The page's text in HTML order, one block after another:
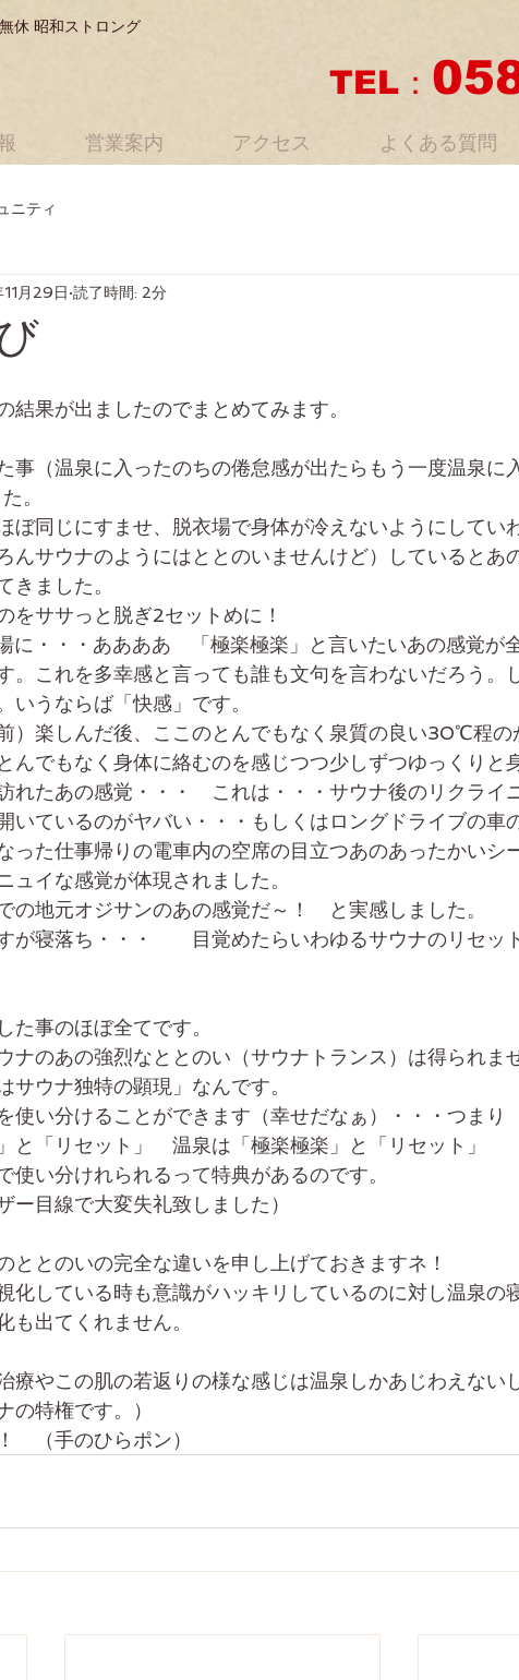
休 昭和ストロング
TEL：
営業案内 アクセス よくある質問
ニティ
月29日 読了時間: 2分
結果が出ましたのでまとめてみます。
事（温泉に入ったのちの倦怠感が出たらもう一度温泉に
。
ぼ同じにすませ、脱衣場で身体が冷えないようにしてい
んサウナのようにはととのいませんけど）しているとあ
きました。
をササっと脱ぎ2セットめに！
・・・ああああ　「極楽極楽」と言いたいあの感覚が
。これを多幸感と言っても誰も文句を言わないだろう。
いうならば「快感」です。
）楽しんだ後、ここのとんでもなく泉質の良い30℃程の
んでもなく身体に絡むのを感じつつ少しずつゆっくりと
れたあの感覚・・・　これは・・・サウナ後のリクライ
いているのがヤバい・・・もしくはロングドライブの車
った仕事帰りの電車内の空席の目立つあのあったかいシ
ュイな感覚が体現されました。
の地元オジサンのあの感覚だ～！　と実感しました。
が寝落ち・・・　　目覚めたらいわゆるサウナのリセッ
た事のほぼ全てです。
ナのあの強烈なととのい（サウナトランス）は得られま
サウナ独特の顕現」なんです。
使い分けることができます（幸せだなぁ）・・・つまり
と「リセット」　温泉は「極楽極楽」と「リセット」
使い分けれられるって特典があるのです。
ー目線で大変失礼致しました）
ととのいの完全な違いを申し上げておきますネ！
化している時も意識がハッキリしているのに対し温泉の
も出てくれません。
療やこの肌の若返りの様な感じは温泉しかあじわえない
の特権です。）
　（手のひらポン）